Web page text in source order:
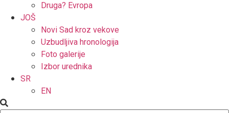
Druga? Evropa
JOŠ
Novi Sad kroz vekove
Uzbudljiva hronologija
Foto galerije
Izbor urednika
SR
EN